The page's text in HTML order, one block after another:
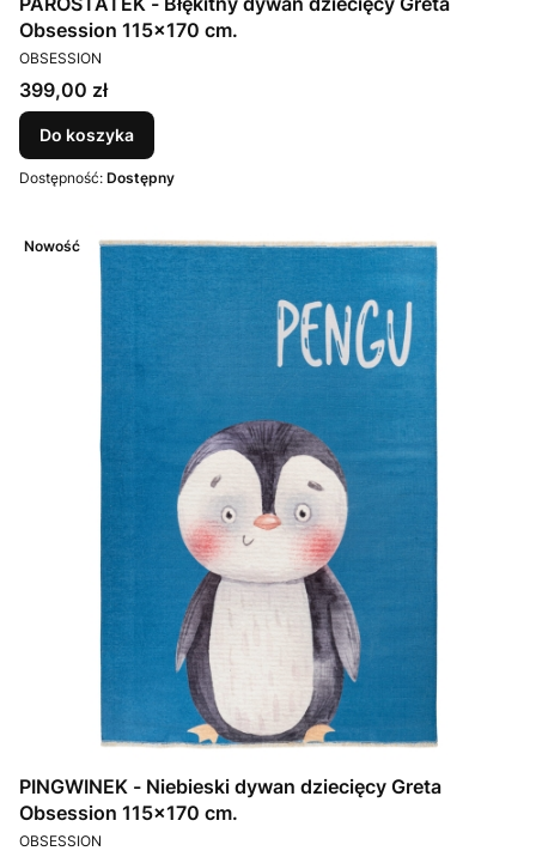
Obsession 115x170 cm.
PRODUCENT
OBSESSION
Cena
399,00 zł
Do koszyka
Dostępność: Dostępny
Nowość
PINGWINEK - Niebieski dywan dziecięcy Greta
Obsession 115x170 cm.
PRODUCENT
OBSESSION